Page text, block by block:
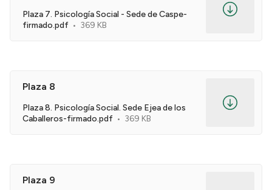
Plaza 7. Psicología Social - Sede de Caspe-
firmado.pdf
369 KB
Plaza 8
Plaza 8. Psicología Social. Sede Ejea de los
Caballeros-firmado.pdf
369 KB
Plaza 9